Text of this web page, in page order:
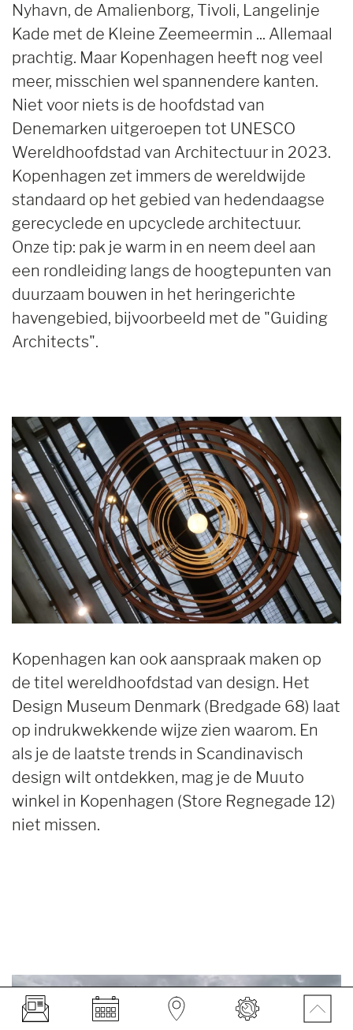
Nyhavn, de Amalienborg, Tivoli, Langelinje
Kade met de Kleine Zeemeermin ... Allemaal
prachtig. Maar Kopenhagen heeft nog veel
meer, misschien wel spannendere kanten.
Niet voor niets is de hoofdstad van
Denemarken uitgeroepen tot UNESCO
Wereldhoofdstad van Architectuur in 2023.
Kopenhagen zet immers de wereldwijde
standaard op het gebied van hedendaagse
gerecyclede en upcyclede architectuur.
Onze tip: pak je warm in en neem deel aan
een rondleiding langs de hoogtepunten van
duurzaam bouwen in het heringerichte
havengebied, bijvoorbeeld met de "Guiding
Architects".
Kopenhagen kan ook aanspraak maken op
de titel wereldhoofdstad van design. Het
Design Museum Denmark (Bredgade 68) laat
op indrukwekkende wijze zien waarom. En
als je de laatste trends in Scandinavisch
design wilt ontdekken, mag je de Muuto
winkel in Kopenhagen (Store Regnegade 12)
niet missen.